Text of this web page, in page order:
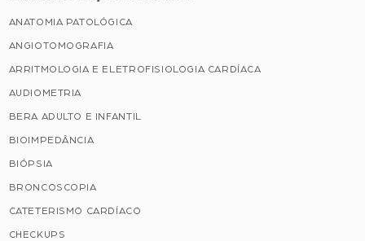
ANATOMIA PATOLÓGICA
ANGIOTOMOGRAFIA
ARRITMOLOGIA E ELETROFISIOLOGIA CARDÍACA
AUDIOMETRIA
BERA ADULTO E INFANTIL
BIOIMPEDÂNCIA
BIÓPSIA
BRONCOSCOPIA
CATETERISMO CARDÍACO
CHECKUPS